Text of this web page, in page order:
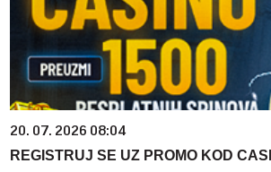
20. 07. 2026 08:04
REGISTRUJ SE UZ PROMO KOD